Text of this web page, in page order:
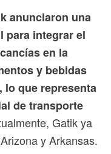
anunciaron una
para integrar el
en la
y bebidas
lo que representa
de transporte
Gatik ya
y Arkansas.